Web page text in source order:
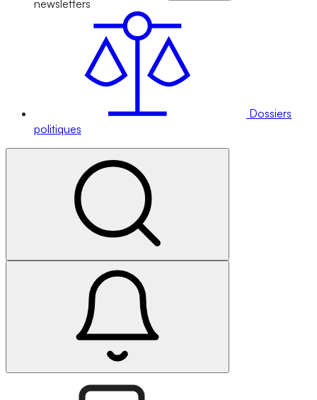
newsletters
Dossiers
politiques